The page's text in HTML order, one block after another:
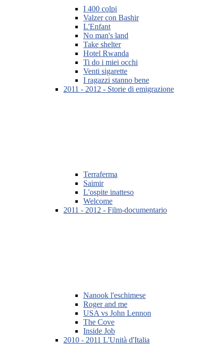
I 400 colpi
Valzer con Bashir
L'Enfant
No man's land
Take shelter
Hotel Rwanda
Ti do i miei occhi
Venti sigarette
I ragazzi stanno bene
2011 - 2012 - Storie di emigrazione
Terraferma
Saimir
L'ospite inatteso
Welcome
2011 - 2012 - Film-documentario
Nanook l'eschimese
Roger and me
USA vs John Lennon
The Cove
Inside Job
2010 - 2011 L'Unità d'Italia